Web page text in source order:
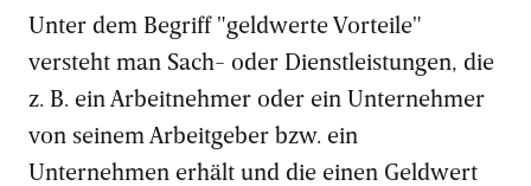
Unter dem Begriff "geldwerte Vorteile"
versteht man Sach- oder Dienstleistungen, die
z. B. ein Arbeitnehmer oder ein Unternehmer
von seinem Arbeitgeber bzw. ein
Unternehmen erhält und die einen Geldwert